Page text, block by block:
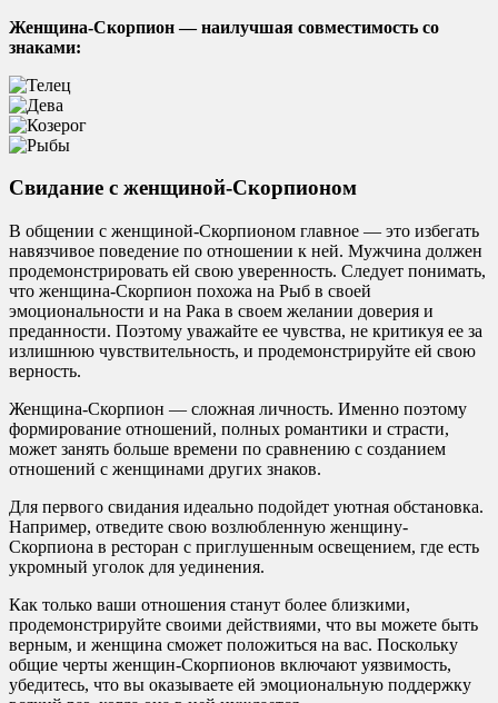
Женщина-Скорпион — наилучшая совместимость со
знаками:
Свидание с женщиной-Скорпионом
В общении с женщиной-Скорпионом главное — это избегать
навязчивое поведение по отношении к ней. Мужчина должен
продемонстрировать ей свою уверенность. Следует понимать,
что женщина-Скорпион похожа на Рыб в своей
эмоциональности и на Рака в своем желании доверия и
преданности. Поэтому уважайте ее чувства, не критикуя ее за
излишнюю чувствительность, и продемонстрируйте ей свою
верность.
Женщина-Скорпион — сложная личность. Именно поэтому
формирование отношений, полных романтики и страсти,
может занять больше времени по сравнению с созданием
отношений с женщинами других знаков.
Для первого свидания идеально подойдет уютная обстановка.
Например, отведите свою возлюбленную женщину-
Скорпиона в ресторан с приглушенным освещением, где есть
укромный уголок для уединения.
Как только ваши отношения станут более близкими,
продемонстрируйте своими действиями, что вы можете быть
верным, и женщина сможет положиться на вас. Поскольку
общие черты женщин-Скорпионов включают уязвимость,
убедитесь, что вы оказываете ей эмоциональную поддержку